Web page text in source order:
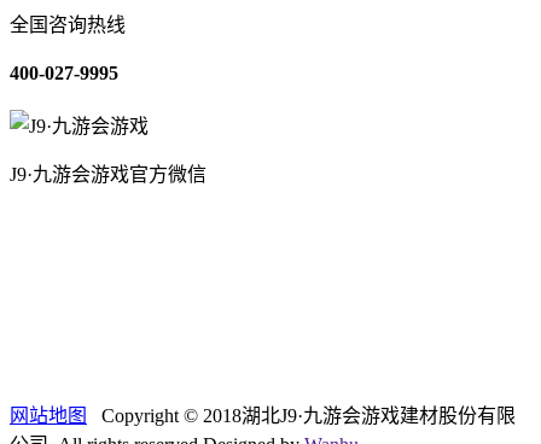
全国咨询热线
400-027-9995
J9·九游会游戏官方微信
网站地图
Copyright © 2018湖北J9·九游会游戏建材股份有限